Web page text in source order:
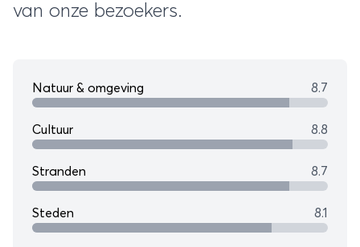
van onze bezoekers.
Natuur & omgeving 8.7
Cultuur 8.8
Stranden 8.7
Steden 8.1